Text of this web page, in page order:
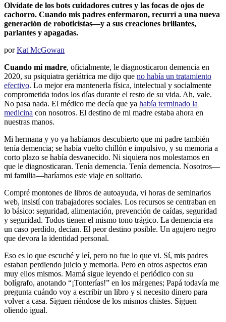
Olvídate de los bots cuidadores cutres y las focas de ojos de
cachorro. Cuando mis padres enfermaron, recurrí a una nueva
generación de roboticistas—y a sus creaciones brillantes,
parlantes y apagadas.
porKat McGowan
Cuando mi madre, oficialmente, le diagnosticaron demencia en
2020, su psiquiatra geriátrica me dijo que no había un tratamiento
efectivo. Lo mejor era mantenerla física, intelectual y socialmente
comprometida todos los días durante el resto de su vida. Ah, vale.
No pasa nada. El médico me decía que ya había terminado la
medicina con nosotros. El destino de mi madre estaba ahora en
nuestras manos.
Mi hermana y yo ya habíamos descubierto que mi padre también
tenía demencia; se había vuelto chillón e impulsivo, y su memoria a
corto plazo se había desvanecido. Ni siquiera nos molestamos en
que le diagnosticaran. Tenía demencia. Tenía demencia. Nosotros—
mi familia—haríamos este viaje en solitario.
Compré montones de libros de autoayuda, vi horas de seminarios
web, insistí con trabajadores sociales. Los recursos se centraban en
lo básico: seguridad, alimentación, prevención de caídas, seguridad
y seguridad. Todos tienen el mismo tono trágico. La demencia era
un caso perdido, decían. El peor destino posible. Un agujero negro
que devora la identidad personal.
Eso es lo que escuché y leí, pero no fue lo que vi. Sí, mis padres
estaban perdiendo juicio y memoria. Pero en otros aspectos eran
muy ellos mismos. Mamá sigue leyendo el periódico con su
bolígrafo, anotando “¡Tonterías!” en los márgenes; Papá todavía me
pregunta cuándo voy a escribir un libro y si necesito dinero para
volver a casa. Siguen riéndose de los mismos chistes. Siguen
oliendo igual.